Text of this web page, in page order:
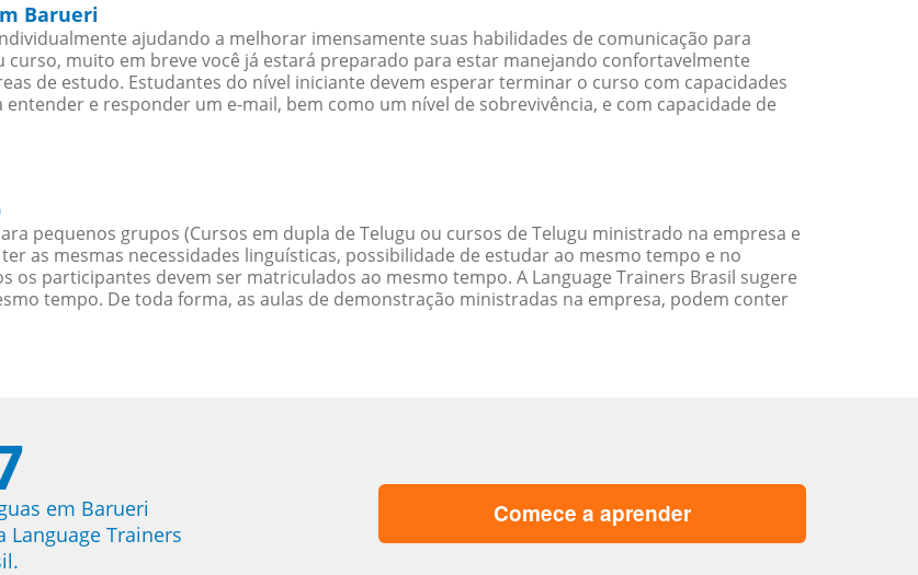
Barueri
ajudando a melhorar imensamente suas habilidades de comunicação para
muito em breve você já estará preparado para estar manejando confortavelmente
de estudo. Estudantes do nível iniciante devem esperar terminar o curso com capacidades
e responder um e-mail, bem como um nível de sobrevivência, e com capacidade de
pequenos grupos (Cursos em dupla de Telugu ou cursos de Telugu ministrado na empresa e
as mesmas necessidades linguísticas, possibilidade de estudar ao mesmo tempo e no
os participantes devem ser matriculados ao mesmo tempo. A Language Trainers Brasil sugere
tempo. De toda forma, as aulas de demonstração ministradas na empresa, podem conter
em Barueri
Language Trainers
Comece a aprender